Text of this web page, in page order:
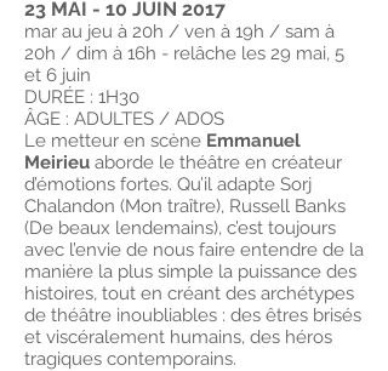
23 MAI - 10 JUIN 2017
mar au jeu à 20h / ven à 19h / sam à
20h / dim à 16h - relâche les 29 mai, 5
et 6 juin
DURÉE : 1H30
ÂGE : ADULTES / ADOS
Le metteur en scène Emmanuel
Meirieu aborde le théâtre en créateur
d’émotions fortes. Qu’il adapte Sorj
Chalandon (Mon traître), Russell Banks
(De beaux lendemains), c’est toujours
avec l’envie de nous faire entendre de la
manière la plus simple la puissance des
histoires, tout en créant des archétypes
de théâtre inoubliables : des êtres brisés
et viscéralement humains, des héros
tragiques contemporains.